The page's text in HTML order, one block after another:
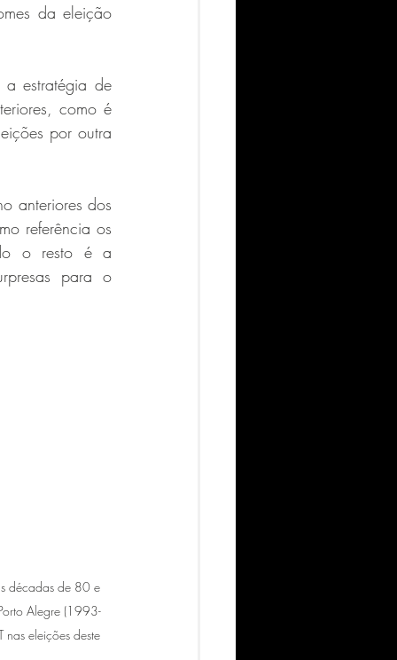
da eleição
estratégia de
como é
por outra
anteriores dos
referência os
o resto é a
para o
décadas de 80 e
Alegre (1993-
eleições deste